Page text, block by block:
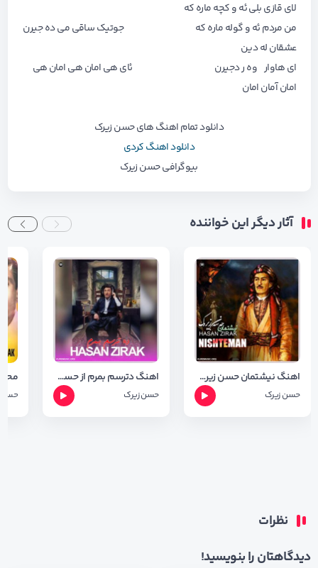
لای قازی بلی ئه و کچه ماره که
من مردم ئه و گوله ماره که جوتیک ساقی می ده جیرن
عشقان له دین
ای هاوار وه ر دجیرن ئای هی امان هی امان هی
امان آمان امان
دانلود تمام اهنگ هایحسن زیرک
دانلود اهنگ کردی
بیوگرافی حسن زیرک
آثار دیگر این خواننده
اهنگ نیشتمان حسن زیرک + متن آهنگ
حسن زیرک
اهنگ دترسم بمرم از حسن زیرک (ده ترسم بمرم ) ریمیکس بهمن فرجی
حسن زیرک حسن
نظرات
دیدگاهتان را بنویسید!